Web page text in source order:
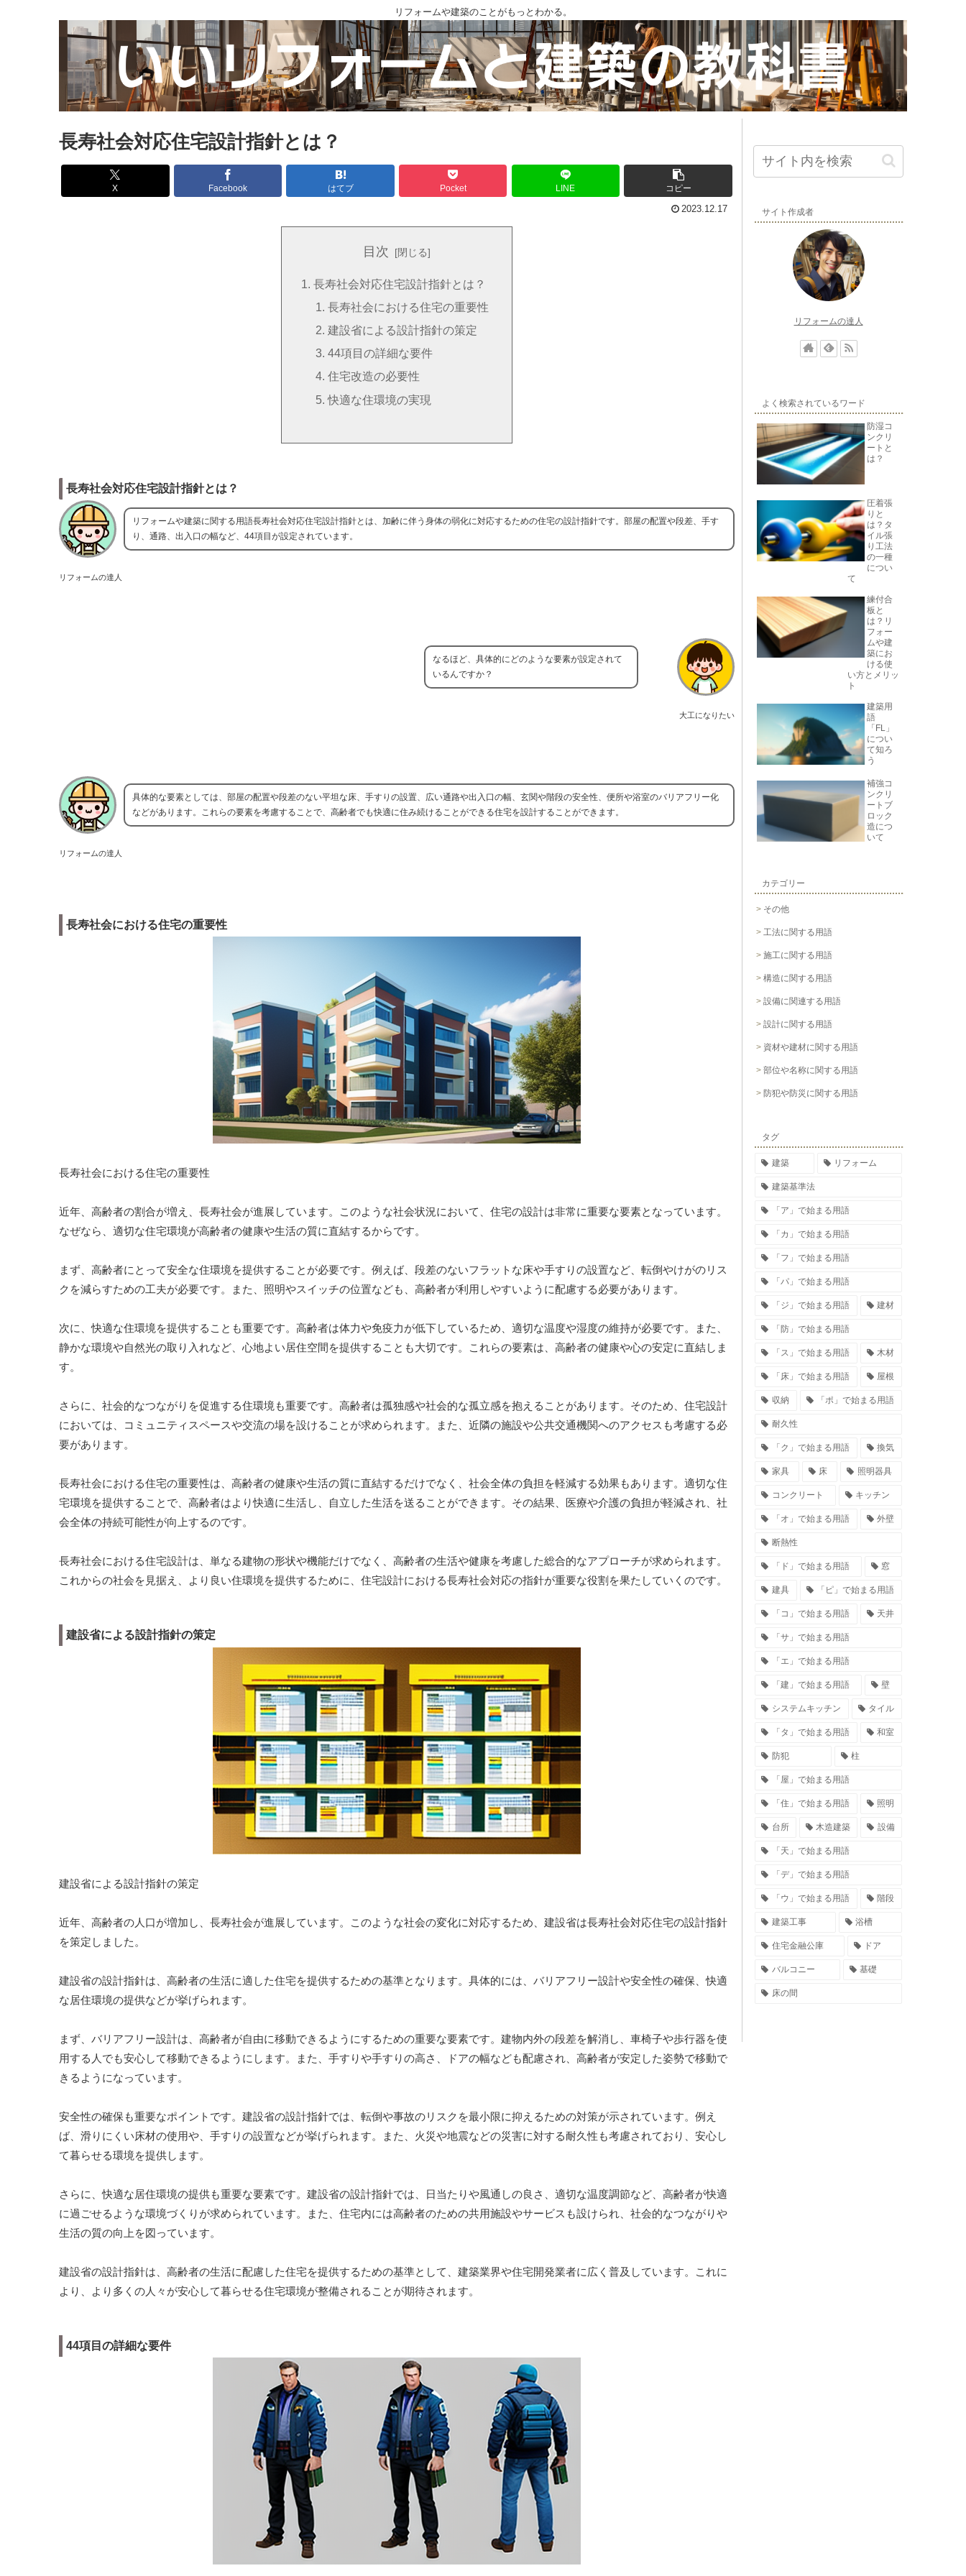
リフォームや建築のことがもっとわかる。
長寿社会対応住宅設計指針とは？
X Facebook はてブ Pocket LINE コピー
2023.12.17
目次
長寿社会対応住宅設計指針とは？
長寿社会における住宅の重要性
建設省による設計指針の策定
44項目の詳細な要件
住宅改造の必要性
快適な住環境の実現
長寿社会対応住宅設計指針とは？
リフォームの達人
リフォームや建築に関する用語長寿社会対応住宅設計指針とは、加齢に伴う身体の弱化に対応するための住宅の設計指針です。部屋の配置や段差、手す
り、通路、出入口の幅など、44項目が設定されています。
大工になりたい
なるほど、具体的にどのような要素が設定されて
いるんですか？
リフォームの達人
具体的な要素としては、部屋の配置や段差のない平坦な床、手すりの設置、広い通路や出入口の幅、玄関や階段の安全性、便所や浴室のバリアフリー化
などがあります。これらの要素を考慮することで、高齢者でも快適に住み続けることができる住宅を設計することができます。
長寿社会における住宅の重要性
長寿社会における住宅の重要性
近年、高齢者の割合が増え、長寿社会が進展しています。このような社会状況において、住宅の設計は非常に重要な要素となっています。
なぜなら、適切な住宅環境が高齢者の健康や生活の質に直結するからです。
まず、高齢者にとって安全な住環境を提供することが必要です。例えば、段差のないフラットな床や手すりの設置など、転倒やけがのリス
クを減らすための工夫が必要です。また、照明やスイッチの位置なども、高齢者が利用しやすいように配慮する必要があります。
次に、快適な住環境を提供することも重要です。高齢者は体力や免疫力が低下しているため、適切な温度や湿度の維持が必要です。また、
静かな環境や自然光の取り入れなど、心地よい居住空間を提供することも大切です。これらの要素は、高齢者の健康や心の安定に直結しま
す。
さらに、社会的なつながりを促進する住環境も重要です。高齢者は孤独感や社会的な孤立感を抱えることがあります。そのため、住宅設計
においては、コミュニティスペースや交流の場を設けることが求められます。また、近隣の施設や公共交通機関へのアクセスも考慮する必
要があります。
長寿社会における住宅の重要性は、高齢者の健康や生活の質に直結するだけでなく、社会全体の負担を軽減する効果もあります。適切な住
宅環境を提供することで、高齢者はより快適に生活し、自立した生活を送ることができます。その結果、医療や介護の負担が軽減され、社
会全体の持続可能性が向上するのです。
長寿社会における住宅設計は、単なる建物の形状や機能だけでなく、高齢者の生活や健康を考慮した総合的なアプローチが求められます。
これからの社会を見据え、より良い住環境を提供するために、住宅設計における長寿社会対応の指針が重要な役割を果たしていくのです。
建設省による設計指針の策定
建設省による設計指針の策定
近年、高齢者の人口が増加し、長寿社会が進展しています。このような社会の変化に対応するため、建設省は長寿社会対応住宅の設計指針
を策定しました。
建設省の設計指針は、高齢者の生活に適した住宅を提供するための基準となります。具体的には、バリアフリー設計や安全性の確保、快適
な居住環境の提供などが挙げられます。
まず、バリアフリー設計は、高齢者が自由に移動できるようにするための重要な要素です。建物内外の段差を解消し、車椅子や歩行器を使
用する人でも安心して移動できるようにします。また、手すりや手すりの高さ、ドアの幅なども配慮され、高齢者が安定した姿勢で移動で
きるようになっています。
安全性の確保も重要なポイントです。建設省の設計指針では、転倒や事故のリスクを最小限に抑えるための対策が示されています。例え
ば、滑りにくい床材の使用や、手すりの設置などが挙げられます。また、火災や地震などの災害に対する耐久性も考慮されており、安心し
て暮らせる環境を提供します。
さらに、快適な居住環境の提供も重要な要素です。建設省の設計指針では、日当たりや風通しの良さ、適切な温度調節など、高齢者が快適
に過ごせるような環境づくりが求められています。また、住宅内には高齢者のための共用施設やサービスも設けられ、社会的なつながりや
生活の質の向上を図っています。
建設省の設計指針は、高齢者の生活に配慮した住宅を提供するための基準として、建築業界や住宅開発業者に広く普及しています。これに
より、より多くの人々が安心して暮らせる住宅環境が整備されることが期待されます。
44項目の詳細な要件
サイト作成者
リフォームの達人
よく検索されているワード
防湿コ
ンクリ
ートと
は？
圧着張
りと
は？タ
イル張
り工法
の一種
につい
て
練付合
板と
は？リ
フォー
ムや建
築にお
ける使
い方とメリッ
ト
建築用
語
「FL」
につい
て知ろ
う
補強コ
ンクリ
ートブ
ロック
造につ
いて
カテゴリー
その他
工法に関する用語
施工に関する用語
構造に関する用語
設備に関連する用語
設計に関する用語
資材や建材に関する用語
部位や名称に関する用語
防犯や防災に関する用語
タグ
建築 リフォーム
建築基準法
「ア」で始まる用語
「カ」で始まる用語
「フ」で始まる用語
「パ」で始まる用語
「ジ」で始まる用語 建材
「防」で始まる用語
「ス」で始まる用語 木材
「床」で始まる用語 屋根
収納 「ポ」で始まる用語
耐久性
「ク」で始まる用語 換気
家具 床 照明器具
コンクリート キッチン
「オ」で始まる用語 外壁
断熱性
「ド」で始まる用語 窓
建具 「ピ」で始まる用語
「コ」で始まる用語 天井
「サ」で始まる用語
「エ」で始まる用語
「建」で始まる用語 壁
システムキッチン タイル
「タ」で始まる用語 和室
防犯 柱
「屋」で始まる用語
「住」で始まる用語 照明
台所 木造建築 設備
「天」で始まる用語
「デ」で始まる用語
「ウ」で始まる用語 階段
建築工事 浴槽
住宅金融公庫 ドア
バルコニー 基礎
床の間